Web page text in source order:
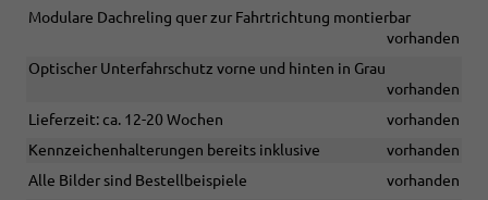
Modulare Dachreling quer zur Fahrtrichtung montierbar
vorhanden
Optischer Unterfahrschutz vorne und hinten in Grau
vorhanden
Lieferzeit: ca. 12-20 Wochen
vorhanden
Kennzeichenhalterungen bereits inklusive
vorhanden
Alle Bilder sind Bestellbeispiele
vorhanden